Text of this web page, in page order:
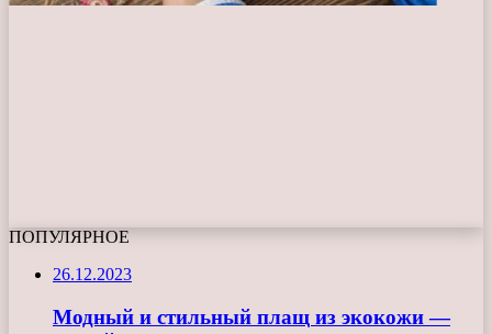
ПОПУЛЯРНОЕ
26.12.2023
Модный и стильный плащ из экокожи —